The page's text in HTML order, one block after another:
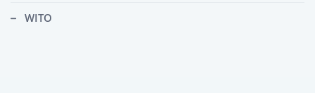
WITO